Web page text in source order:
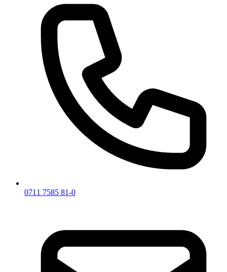
0711 7585 81-0